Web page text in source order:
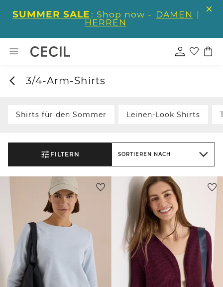
SUMMER SALE : Shop now - DAMEN |
HERREN
3/4-Arm-Shirts
Shirts für den Sommer Leinen-Look Shirts
FILTERN SORTIEREN NACH